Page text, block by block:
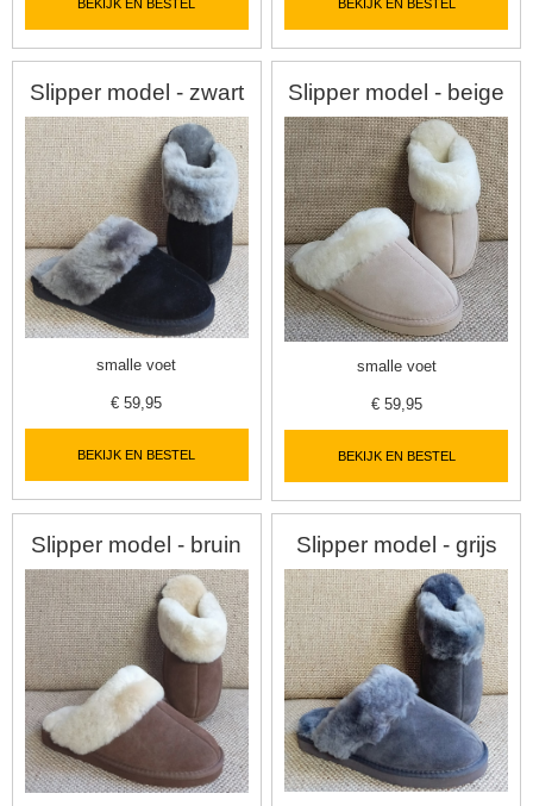
BEKIJK EN BESTEL BEKIJK EN BESTEL
Slipper model - zwart
smalle voet
€59,95
BEKIJK EN BESTEL
Slipper model - beige
smalle voet
€ 59,95
BEKIJK EN BESTEL
Slipper model - bruin Slipper model - grijs